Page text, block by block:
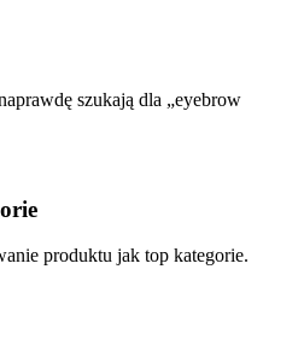
szukają dla „eyebrow
produktu jak top kategorie.